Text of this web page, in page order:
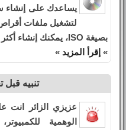
يساعدك على إنشاء
لتشغيل ملفات
بصيغة ISO، يمكنك إنشاء أكثر من سبعة سواقات وهمية ...
» إقرأ المزيد »
تنبيه قبل
عزيزي الزائر انت
الوهمية